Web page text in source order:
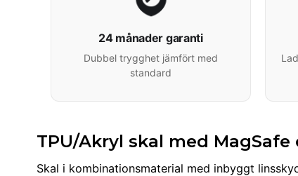
24 månader garanti
Dubbel trygghet jämfört med
standard
TPU/Akryl skal med
Skal i kombinationsmaterial med inbyggt